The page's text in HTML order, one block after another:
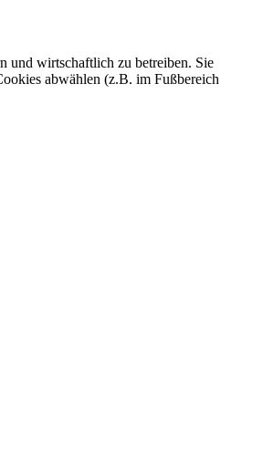
und wirtschaftlich zu betreiben. Sie
abwählen (z.B. im Fußbereich